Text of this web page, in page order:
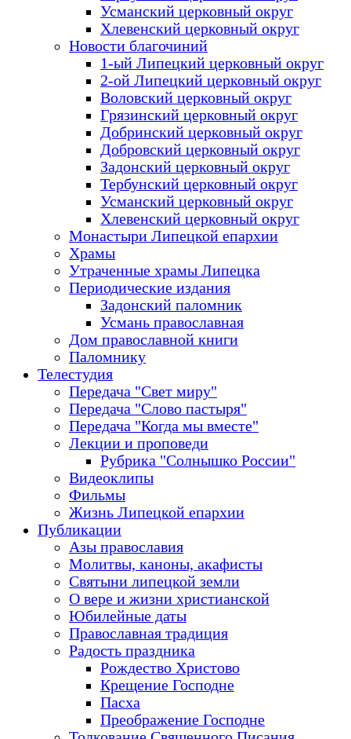
Усманский церковный округ
Хлевенский церковный округ
Новости благочиний
1-ый Липецкий церковный округ
2-ой Липецкий церковный округ
Воловский церковный округ
Грязинский церковный округ
Добринский церковный округ
Добровский церковный округ
Задонский церковный округ
Тербунский церковный округ
Усманский церковный округ
Хлевенский церковный округ
Монастыри Липецкой епархии
Храмы
Утраченные храмы Липецка
Периодические издания
Задонский паломник
Усмань православная
Дом православной книги
Паломнику
Телестудия
Передача "Свет миру"
Передача "Слово пастыря"
Передача "Когда мы вместе"
Лекции и проповеди
Рубрика "Солнышко России"
Видеоклипы
Фильмы
Жизнь Липецкой епархии
Публикации
Азы православия
Молитвы, каноны, акафисты
Святыни липецкой земли
О вере и жизни христианской
Юбилейные даты
Православная традиция
Радость праздника
Рождество Христово
Крещение Господне
Пасха
Преображение Господне